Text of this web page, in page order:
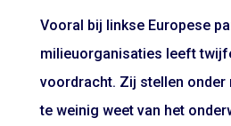
Vooral bij linkse Europese
milieuorganisaties leeft
voordracht. Zij stellen onder
te weinig weet van het